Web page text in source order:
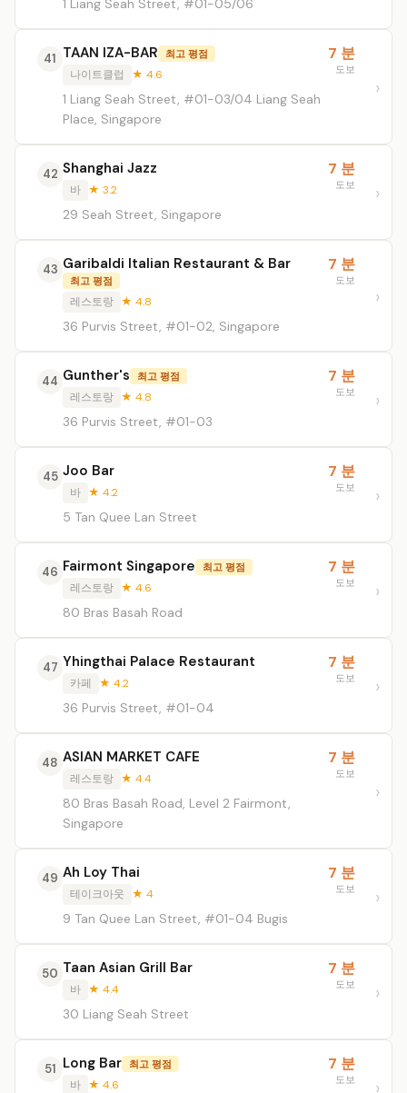
1 Liang Seah Street, #01-05/06
41 TAAN IZA-BAR 최고 평점
나이트클럽 ★ 4.6
1 Liang Seah Street, #01-03/04 Liang Seah
Place, Singapore
7 분
도보
42 Shanghai Jazz
바 ★ 3.2
29 Seah Street, Singapore
7 분
도보
43 Garibaldi Italian Restaurant & Bar
최고 평점
레스토랑 ★ 4.8
36 Purvis Street, #01-02, Singapore
7 분
도보
44 Gunther's 최고 평점
레스토랑 ★ 4.8
36 Purvis Street, #01-03
7 분
도보
45 Joo Bar
바 ★ 4.2
5 Tan Quee Lan Street
7 분
도보
46 Fairmont Singapore 최고 평점
레스토랑 ★ 4.6
80 Bras Basah Road
7 분
도보
47 Yhingthai Palace Restaurant
카페 ★ 4.2
36 Purvis Street, #01-04
7 분
도보
48 ASIAN MARKET CAFE
레스토랑 ★ 4.4
80 Bras Basah Road, Level 2 Fairmont,
Singapore
7 분
도보
49 Ah Loy Thai
테이크아웃 ★ 4
9 Tan Quee Lan Street, #01-04 Bugis
7 분
도보
50 Taan Asian Grill Bar
바 ★ 4.4
30 Liang Seah Street
7 분
도보
51 Long Bar 최고 평점
바 ★ 4.6
7 분
도보